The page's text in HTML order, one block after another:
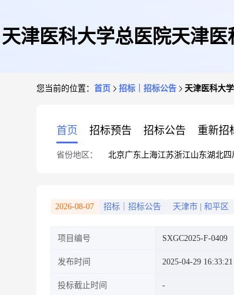
天津医科大学总医院天津
您当前的位置： 首页 招标｜招标公告 天津医科大
首页 招标预告 招标公告 重新招
省份地区： 北京广东 上海江苏浙江山东湖北四
2026-08-07 招标｜招标公告 天津市 和平区
项目编号 SXGC2025-F-0409
发布时间 2025-04-29 16:33:21
投标截止时间